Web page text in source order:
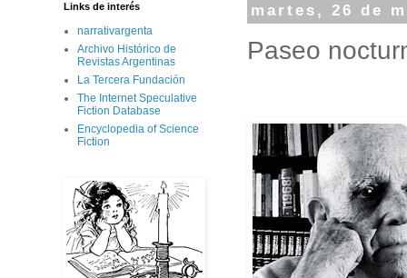
martes, 26 de
Paseo
Links de interés
narrativargenta
Archivo Histórico de
Revistas Argentinas
La Tercera Fundación
The Internet Speculative
Fiction Database
Encyclopedia of Science
Fiction